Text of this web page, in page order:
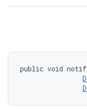
public void